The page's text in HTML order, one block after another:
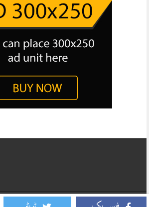
Business Report All Rights Reserved. Website